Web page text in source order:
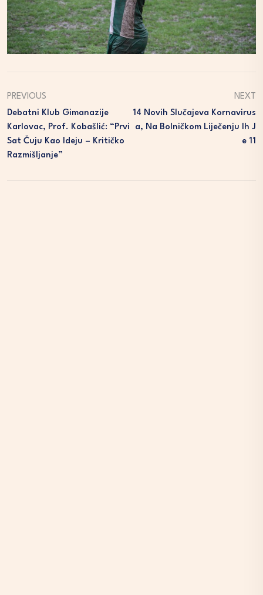
PREVIOUS
Debatni Klub Gimanazije
Karlovac, Prof. Kobašlić: “Prvi
Sat Čuju Kao Ideju – Kritičko
Razmišljanje”
NEXT
14 Novih Slučajeva Kornavirus
A, Na Bolničkom Liječenju Ih J
E 11